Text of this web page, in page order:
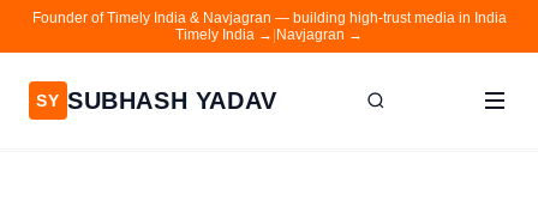
Founder of Timely India & Navjagran — building high-trust media in India
Timely India → Navjagran →
SY SUBHASH YADAV